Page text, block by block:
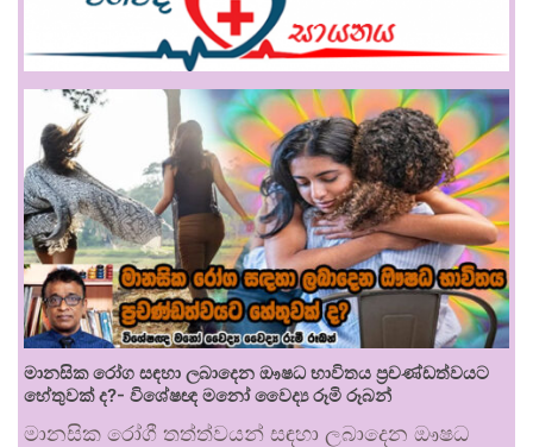
මානසික රෝග සඳහා ලබාදෙන ඖෂධ භාවිතය ප්‍රචණ්ඩත්වයට
හේතුවක් ද?- විශේෂඥ මනෝ වෛද්‍ය රූමි රූබන්
මානසික රෝගී තත්ත්වයන් සඳහා ලබාදෙන ඖෂධ